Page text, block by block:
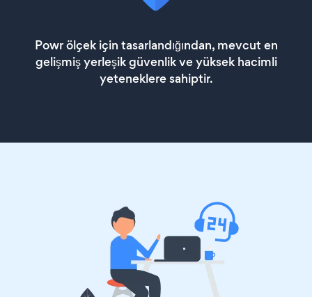
Powr ölçek için tasarlandığından, mevcut en
gelişmiş yerleşik güvenlik ve yüksek hacimli
yeteneklere sahiptir.